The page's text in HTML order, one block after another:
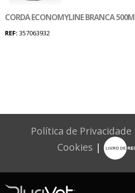
CORDA ECONOMYLINE BRANCA 500M
REF: 357063932
Política de Privacidade
Cookies |